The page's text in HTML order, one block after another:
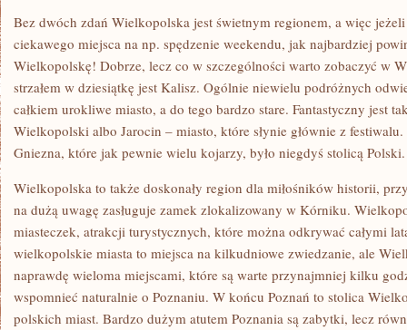
REGIONÓW
W
POLSCE
Bez dwóch zdań Wielkopolska jest świetnym regionem, a więc
ciekawego miejsca na np. spędzenie weekendu, jak najbardziej
Wielkopolskę! Dobrze, lecz co w szczególności warto zobaczyć w
strzałem w dziesiątkę jest Kalisz. Ogólnie niewielu podróżnych
całkiem urokliwe miasto, a do tego bardzo stare. Fantastyczny jest
Wielkopolski albo Jarocin – miasto, które słynie głównie z
Gniezna, które jak pewnie wielu kojarzy, było niegdyś stolicą Polski.
Wielkopolska to także doskonały region dla miłośników historii,
na dużą uwagę zasługuje zamek zlokalizowany w Kórniku.
miasteczek, atrakcji turystycznych, które można odkrywać całymi
wielkopolskie miasta to miejsca na kilkudniowe zwiedzanie, ale
naprawdę wieloma miejscami, które są warte przynajmniej kilku
wspomnieć naturalnie o Poznaniu. W końcu Poznań to stolica
polskich miast. Bardzo dużym atutem Poznania są zabytki, lecz